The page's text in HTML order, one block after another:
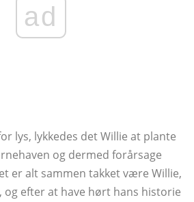
ad
lys, lykkedes det Willie at plante
og dermed forårsage
er alt sammen takket være Willie,
og efter at have hørt hans historie